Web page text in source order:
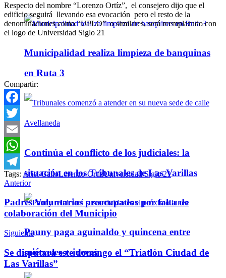
Municipalidad realiza limpieza de banquinas
en Ruta 3
Continúa el conflicto de los judiciales: la
situación en los Tribunales de Las Varillas
Pauny paga aguinaldo y quincena entre
miércoles y jueves
Respecto del nombre “Lorenzo Ortíz”, el consejero dijo que el
edificio seguirá llevando esa evocación pero el resto de la
denominaciones como “UPLO” o similares, será reemplazado con
el logo de Universidad Siglo 21
Compartir:
Facebook
Twitter
Email
WhatsApp
Telegram
Tags: Ariel GalloLorenzo OrtízUniversidad Siglo 21
Anterior
Padres Voluntarios preocupados por falta de
colaboración del Municipio
Siguiente
Se disputará este domingo el “Triatlón Ciudad de
Las Varillas”